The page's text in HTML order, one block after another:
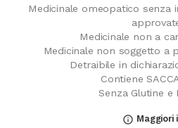
Medicinale omeopatico senza
Medicinale non a
Medicinale non soggetto a
Detraibile in
Contiene
Senza Glutine e
info_outline Maggiori